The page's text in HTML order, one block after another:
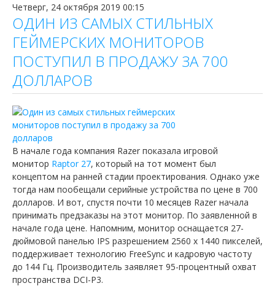
Четверг, 24 октября 2019 00:15
ОДИН ИЗ САМЫХ СТИЛЬНЫХ
ГЕЙМЕРСКИХ МОНИТОРОВ
ПОСТУПИЛ В ПРОДАЖУ ЗА 700
ДОЛЛАРОВ
В начале года компания Razer показала игровой
монитор Raptor 27, который на тот момент был
концептом на ранней стадии проектирования. Однако уже
тогда нам пообещали серийные устройства по цене в 700
долларов. И вот, спустя почти 10 месяцев Razer начала
принимать предзаказы на этот монитор. По заявленной в
начале года цене. Напомним, монитор оснащается 27-
дюймовой панелью IPS разрешением 2560 х 1440 пикселей,
поддерживает технологию FreeSync и кадровую частоту
до 144 Гц. Производитель заявляет 95-процентный охват
пространства DCI-P3.